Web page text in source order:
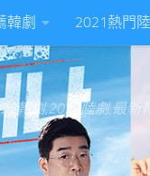
韓劇 2021熱門
韓劇,2022陸劇,最新